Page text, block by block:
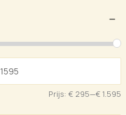
Prijs: € 295—€ 1.595